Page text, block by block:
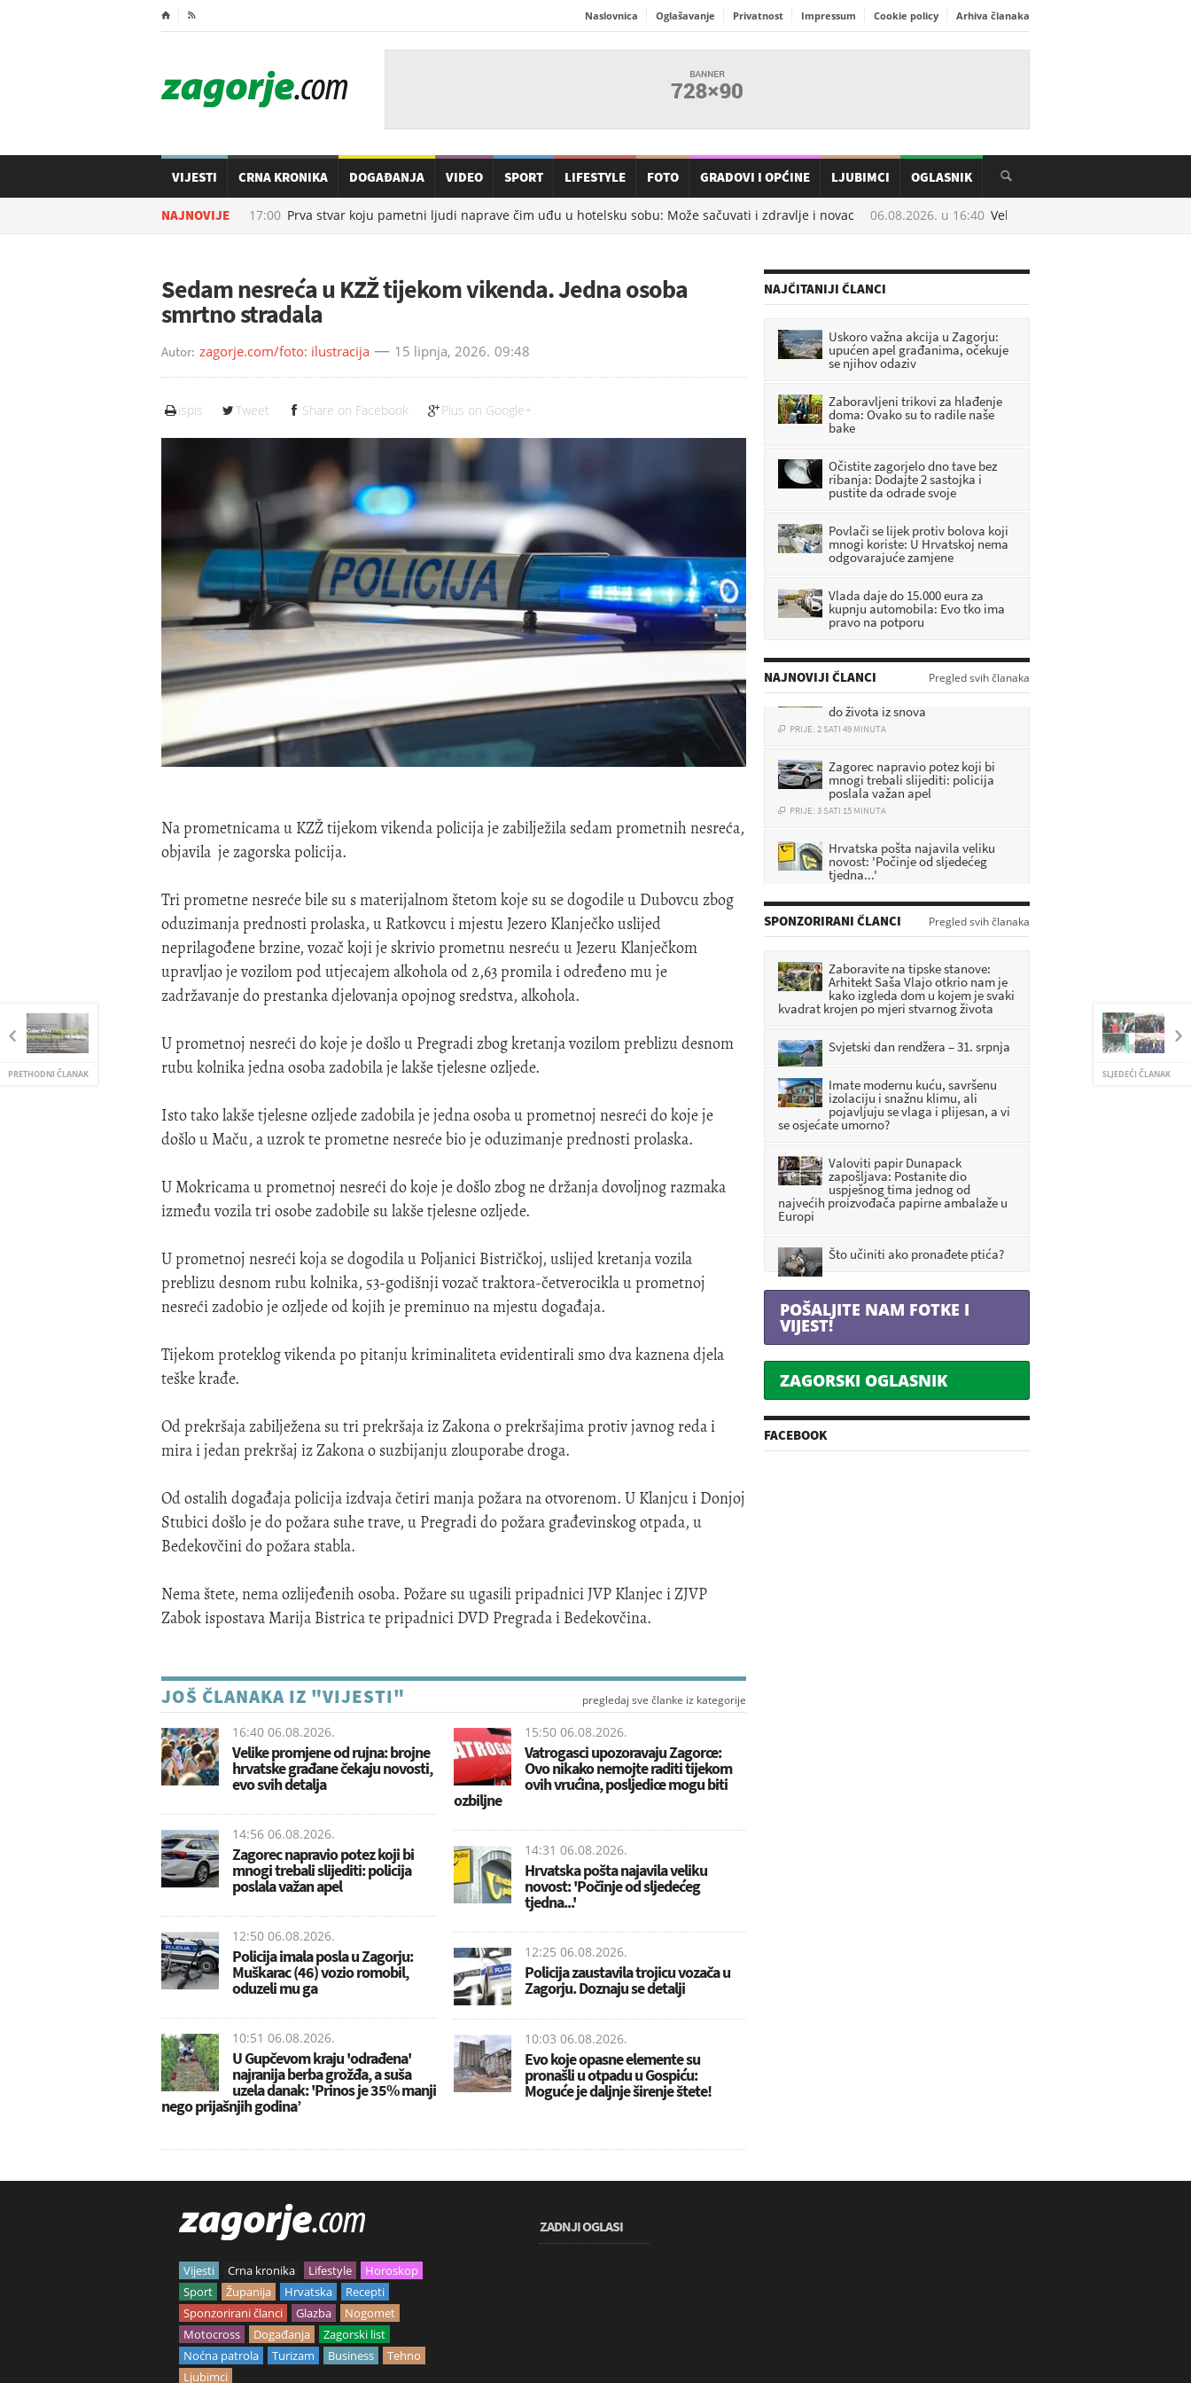
⌂  Naslovnica Oglašavanje Privatnost Impressum Cookie policy Arhiva članaka
VIJESTI CRNA KRONIKA DOGAĐANJA VIDEO SPORT LIFESTYLE FOTO GRADOVI I OPĆINE LJUBIMCI OGLASNIK
NAJNOVIJE
06.08.2026. u 17:00 Prva stvar koju pametni ljudi naprave čim uđu u hotelsku sobu: Može sačuvati i zdravlje i novac 06.08.2026. u 16:40 Velike promjene od rujna: brojne
PRETHODNI ČLANAK SLJEDEĆI ČLANAK
Sedam nesreća u KZŽ tijekom vikenda. Jedna osoba
smrtno stradala
Autor: zagorje.com/foto: ilustracija 15 lipnja, 2026. 09:48
ispis Tweet Share on Facebook Plus on Google+
Na prometnicama u KZŽ tijekom vikenda policija je zabilježila sedam prometnih nesreća,
objavila je zagorska policija.
Tri prometne nesreće bile su s materijalnom štetom koje su se dogodile u Dubovcu zbog
oduzimanja prednosti prolaska, u Ratkovcu i mjestu Jezero Klanječko uslijed
neprilagođene brzine, vozač koji je skrivio prometnu nesreću u Jezeru Klanječkom
upravljao je vozilom pod utjecajem alkohola od 2,63 promila i određeno mu je
zadržavanje do prestanka djelovanja opojnog sredstva, alkohola.
U prometnoj nesreći do koje je došlo u Pregradi zbog kretanja vozilom preblizu desnom
rubu kolnika jedna osoba zadobila je lakše tjelesne ozljede.
Isto tako lakše tjelesne ozljede zadobila je jedna osoba u prometnoj nesreći do koje je
došlo u Maču, a uzrok te prometne nesreće bio je oduzimanje prednosti prolaska.
U Mokricama u prometnoj nesreći do koje je došlo zbog ne držanja dovoljnog razmaka
između vozila tri osobe zadobile su lakše tjelesne ozljede.
U prometnoj nesreći koja se dogodila u Poljanici Bistričkoj, uslijed kretanja vozila
preblizu desnom rubu kolnika, 53-godišnji vozač traktora-četverocikla u prometnoj
nesreći zadobio je ozljede od kojih je preminuo na mjestu događaja.
Tijekom proteklog vikenda po pitanju kriminaliteta evidentirali smo dva kaznena djela
teške krađe.
Od prekršaja zabilježena su tri prekršaja iz Zakona o prekršajima protiv javnog reda i
mira i jedan prekršaj iz Zakona o suzbijanju zlouporabe droga.
Od ostalih događaja policija izdvaja četiri manja požara na otvorenom. U Klanjcu i Donjoj
Stubici došlo je do požara suhe trave, u Pregradi do požara građevinskog otpada, u
Bedekovčini do požara stabla.
Nema štete, nema ozlijeđenih osoba. Požare su ugasili pripadnici JVP Klanjec i ZJVP
Zabok ispostava Marija Bistrica te pripadnici DVD Pregrada i Bedekovčina.
JOŠ ČLANAKA IZ "VIJESTI" pregledaj sve članke iz kategorije
16:40 06.08.2026.
Velike promjene od rujna: brojne
hrvatske građane čekaju novosti,
evo svih detalja
14:56 06.08.2026.
Zagorec napravio potez koji bi
mnogi trebali slijediti: policija
poslala važan apel
12:50 06.08.2026.
Policija imala posla u Zagorju:
Muškarac (46) vozio romobil,
oduzeli mu ga
10:51 06.08.2026.
U Gupčevom kraju 'odrađena'
najranija berba grožđa, a suša
uzela danak: 'Prinos je 35% manji
nego prijašnjih godina’
15:50 06.08.2026.
Vatrogasci upozoravaju Zagorce:
Ovo nikako nemojte raditi tijekom
ovih vrućina, posljedice mogu biti
ozbiljne
14:31 06.08.2026.
Hrvatska pošta najavila veliku
novost: 'Počinje od sljedećeg
tjedna...'
12:25 06.08.2026.
Policija zaustavila trojicu vozača u
Zagorju. Doznaju se detalji
10:03 06.08.2026.
Evo koje opasne elemente su
pronašli u otpadu u Gospiću:
Moguće je daljnje širenje štete!
NAJČITANIJI ČLANCI
Uskoro važna akcija u Zagorju:
upućen apel građanima, očekuje
se njihov odaziv
Zaboravljeni trikovi za hlađenje
doma: Ovako su to radile naše
bake
Očistite zagorjelo dno tave bez
ribanja: Dodajte 2 sastojka i
pustite da odrade svoje
Povlači se lijek protiv bolova koji
mnogi koriste: U Hrvatskoj nema
odgovarajuće zamjene
Vlada daje do 15.000 eura za
kupnju automobila: Evo tko ima
pravo na potporu
NAJNOVIJI ČLANCI Pregled svih članaka
Sudbina se okreće: Ova 3 znaka u
kolovozu dobivaju sve – od novca
PRIJE: 2 SATI 49 MINUTA
mnogi trebali slijediti: policija
poslala važan apel
PRIJE: 3 SATI 15 MINUTA
novost: 'Počinje od sljedećeg
tjedna...'
PRIJE: 3 SATI 40 MINUTA
Velike promjene od rujna: brojne
hrvatske građane čekaju novosti,
 PRIJE: 1 SATI 31 MINUTA
Vatrogasci upozoravaju Zagorce:
Ovo nikako nemojte raditi tijekom
ozbiljne
 PRIJE: 2 SATI 21 MINUTA
SPONZORIRANI ČLANCI Pregled svih članaka
Zaboravite na tipske stanove:
Arhitekt Saša Vlajo otkrio nam je
kako izgleda dom u kojem je svaki
kvadrat krojen po mjeri stvarnog života
Svjetski dan rendžera – 31. srpnja
Imate modernu kuću, savršenu
izolaciju i snažnu klimu, ali
pojavljuju se vlaga i plijesan, a vi
se osjećate umorno?
Valoviti papir Dunapack
zapošljava: Postanite dio
uspješnog tima jednog od
najvećih proizvođača papirne ambalaže u
Europi
Što učiniti ako pronađete ptića?
POŠALJITE NAM FOTKE I
VIJEST!
ZAGORSKI OGLASNIK
FACEBOOK
Vijesti Crna kronika Lifestyle
Horoskop
Sport
Županija Hrvatska
Recepti
Sponzorirani članci
Glazba
Nogomet
Motocross
Događanja
Zagorski list
Noćna patrola
Turizam Business
Tehno
Ljubimci
ZADNJI OGLASI